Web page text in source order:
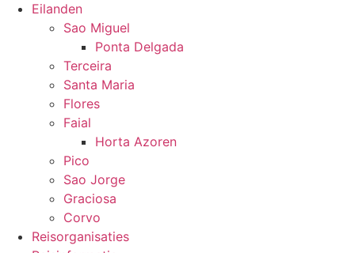
Eilanden
Sao Miguel
Ponta Delgada
Terceira
Santa Maria
Flores
Faial
Horta Azoren
Pico
Sao Jorge
Graciosa
Corvo
Reisorganisaties